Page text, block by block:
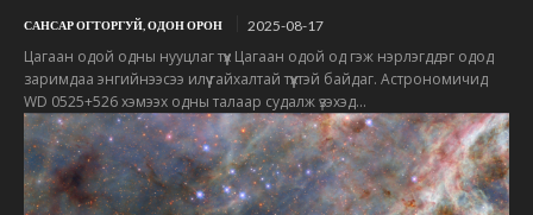
САНСАР ОГТОРГУЙ, ОДОН ОРОН 2025-08-17
Цагаан одой одны нууцлаг түүх Цагаан одой од гэж нэрлэгддэг одод
заримдаа энгийнээсээ илүү гайхалтай түүхтэй байдаг. Астрономичид
WD 0525+526 хэмээх одны талаар судалж үзэхэд...